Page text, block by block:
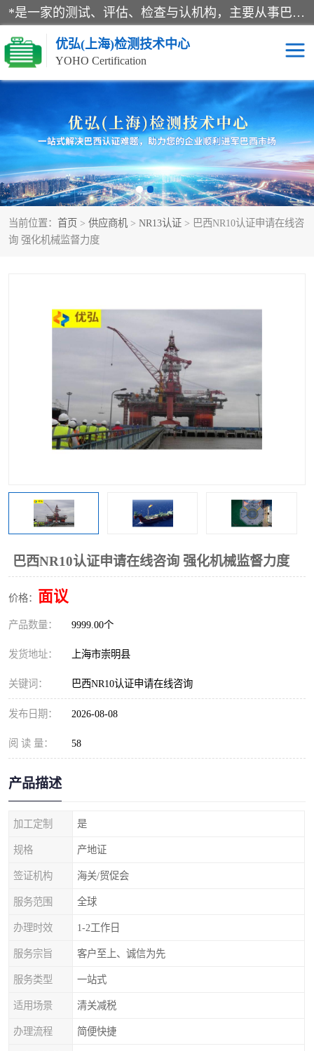
*是一家的测试、评估、检查与认机构，主要从事巴西NR10认证、NR12认证、NR13认证；ANATEL认证、INMTRO认证，欧盟CE认证：MD认证，PED认证，MID认证，ATEX认证，德国蓝色天使认证。
优弘(上海)检测技术中心
YOHO Certification
当前位置： 首页 > 供应商机 > NR13认证 > 巴西NR10认证申请在线咨
询 强化机械监督力度
巴西NR10认证申请在线咨询 强化机械监督力度
价格： 面议
产品数量： 9999.00个
发货地址： 上海市崇明县
关键词： 巴西NR10认证申请在线咨询
发布日期： 2026-08-08
阅 读 量： 58
产品描述
加工定制 是
规格 产地证
签证机构 海关/贸促会
服务范围 全球
办理时效 1-2工作日
服务宗旨 客户至上、诚信为先
服务类型 一站式
适用场景 清关减税
办理流程 简便快捷
RECYCLASS认证 NR10认证
NR12认证 NR13认证
ART认证 巴西NR认证
巴西认证 RETIE认证